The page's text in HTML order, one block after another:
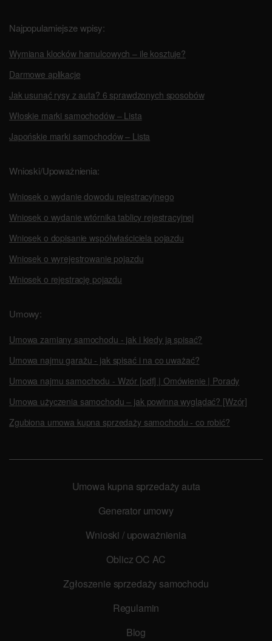
Najpopularniejsze wpisy:
Wymiana klocków hamulcowych – ile kosztuje?
Darmowe aplikacje
Jak usunąć rysy z auta? 6 sprawdzonych sposobów
Włoskie marki samochodów – Lista
Japońskie marki samochodów – Lista
Wnioski/Upoważnienia:
Wniosek o wydanie dowodu rejestracyjnego
Wniosek o wydanie wtórnika tablicy rejestracyjnej
Wniosek o dopisanie współwłaściciela pojazdu
Wniosek o wyrejestrowanie pojazdu
Wniosek o rejestrację pojazdu
Umowy:
Umowa zamiany samochodu - jak i kiedy ją spisać?
Umowa najmu garażu - jak spisać i na co uważać?
Umowa najmu samochodu - Wzór [pdf] | Omówienie | Porady
Umowa użyczenia samochodu – jak powinna wyglądać? [Wzór]
Zgubiona umowa kupna sprzedaży samochodu - co robić?
Umowa kupna sprzedaży auta
Generator umowy
Wnioski / upoważnienia
Oblicz OC AC
Zgłoszenie sprzedaży samochodu
Regulamin
Blog